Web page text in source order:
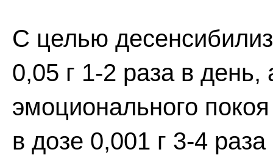
С целью
0,05 г 1-2 раза в день,
эмоционального
в дозе 0,001 г 3-4